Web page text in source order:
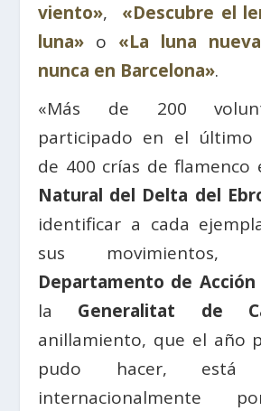
viento», «Descubre el
luna» o «La luna
nunca en Barcelona».
«Más de 200
participado en el último
de 400 crías de flamenco
Natural del Delta del
identificar a cada
sus movimientos,
Departamento de Acción
la Generalitat de
anillamiento, que el año
pudo hacer, está
internacionalmente